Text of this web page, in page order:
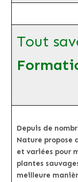
Tout
Depuis de
Nature propose
et variées pour
plantes
meilleure